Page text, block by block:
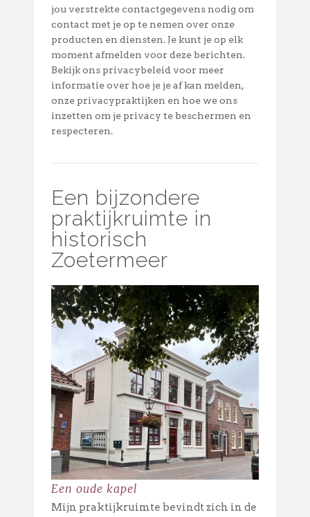
jou verstrekte contactgegevens nodig om
contact met je op te nemen over onze
producten en diensten. Je kunt je op elk
moment afmelden voor deze berichten.
Bekijk ons privacybeleid voor meer
informatie over hoe je je af kan melden,
onze privacypraktijken en hoe we ons
inzetten om je privacy te beschermen en
respecteren.
Een bijzondere
praktijkruimte in
historisch
Zoetermeer
Een oude kapel
Mijn praktijkruimte bevindt zich in de